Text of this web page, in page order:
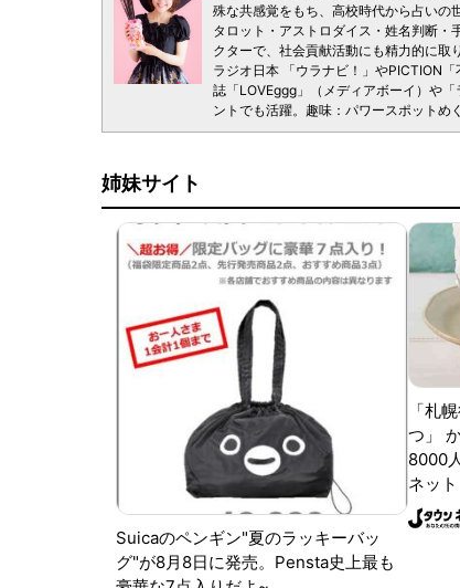
殊な共感覚をもち、高校時代から占いの
タロット・アストロダイス・姓名判断・
クターで、社会貢献活動にも精力的に取
ラジオ日本 「ウラナビ！」やPICTION
誌「LOVEggg」（メディアボーイ）や
ントでも活躍。趣味：パワースポットめ
姉妹サイト
Suicaのペンギン"夏のラッキーバッ
グ"が8月8日に発売。Pensta史上最も
「札
つ」
8000
ネット